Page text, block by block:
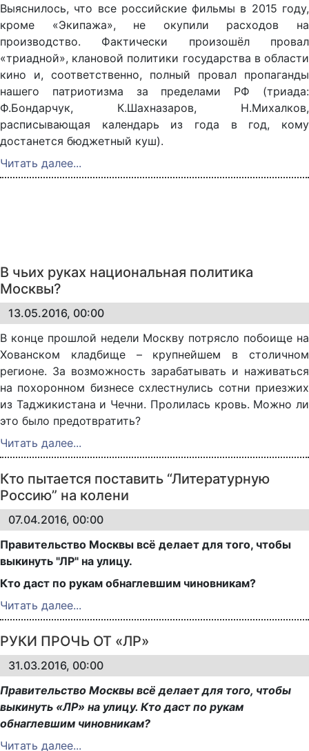
Выяснилось, что все российские фильмы в 2015 году,
кроме «Экипажа», не окупили расходов на
производство. Фактически произошёл провал
«триадной», клановой политики государства в области
кино и, соответственно, полный провал пропаганды
нашего патриотизма за пределами РФ (триада:
Ф.Бондарчук, К.Шахназаров, Н.Михалков,
расписывающая календарь из года в год, кому
достанется бюджетный куш).
Читать далее...
В чьих руках национальная политика
Москвы?
13.05.2016, 00:00
В конце прошлой недели Москву потрясло побоище на
Хованском кладбище – крупнейшем в столичном
регионе. За возможность зарабатывать и наживаться
на похоронном бизнесе схлестнулись сотни приезжих
из Таджикистана и Чечни. Пролилась кровь. Можно ли
это было предотвратить?
Читать далее...
Кто пытается поставить “Литературную
Россию” на колени
07.04.2016, 00:00
Правительство Москвы всё делает для того, чтобы
выкинуть "ЛР" на улицу.
Кто даст по рукам обнаглевшим чиновникам?
Читать далее...
РУКИ ПРОЧЬ ОТ «ЛР»
31.03.2016, 00:00
Правительство Москвы всё делает для того, чтобы
выкинуть «ЛР» на улицу. Кто даст по рукам
обнаглевшим чиновникам?
Читать далее...